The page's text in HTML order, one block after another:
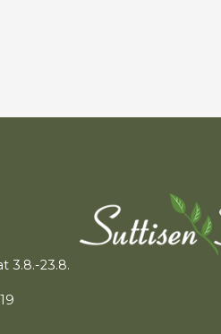
3.8.-23.8.